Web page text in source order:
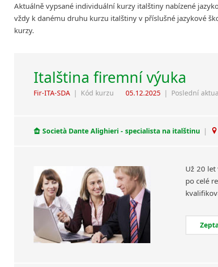
Aktuálně vypsané individuální kurzy italštiny nabízené
vždy k danému druhu kurzu italštiny v příslušné jazykové
kurzy.
Italština firemní výuka
Fir-ITA-SDA | Kód kurzu 05.12.2025 | Poslední
Società Dante Alighieri - specialista na italštinu |
Už 20 let
po celé